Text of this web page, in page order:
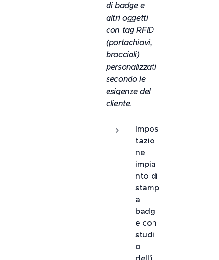
di badge e
altri oggetti
con tag RFID
(portachiavi,
bracciali)
personalizzati
secondo le
esigenze del
cliente.
Impos
tazio
ne
impia
nto di
stamp
a
badg
e con
studi
o